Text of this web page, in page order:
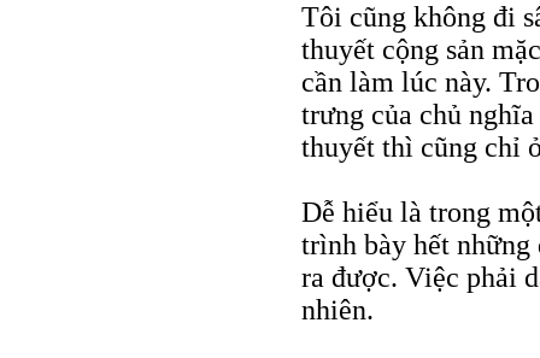
Tôi cũng không đi
thuyết cộng sản
cần làm lúc này.
trưng của chủ
thuyết thì cũng chỉ
Dễ hiểu là trong
trình bày hết những
ra được. Việc phải
nhiên.